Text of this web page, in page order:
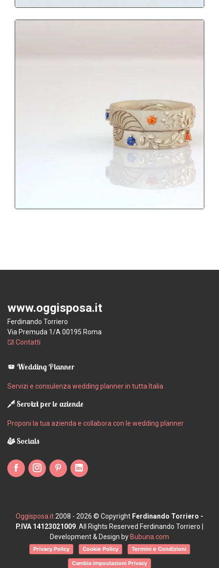
www.oggisposa.it
Ferdinando Torriero
Via Premuda 1/A 00195 Roma
Contatti
Wedding Planner
Servizi e consulenza wedding planner in tutta Italia
Servizi per le aziende
Proponi la tua azienda e collabora con le wedding planner
Socials
Oggisposa.it 2008 - 2026 © Copyright Ferdinando Torriero -
P.IVA 14123021009 . All Rights Reserved Ferdinando Torriero |
Development & Design by Bubuna.com
Privacy Policy Cookie Policy Termini e Condizioni
Cambia impostazioni Privacy